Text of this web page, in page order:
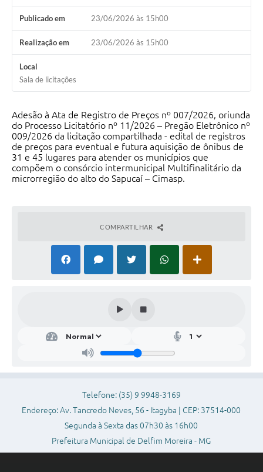
Contratos
Publicado em 23/06/2026 às 15h00
Realização em 23/06/2026 às 15h00
Local
Sala de licitações
Adesão à Ata de Registro de Preços nº 007/2026, oriunda
do Processo Licitatório nº 11/2026 – Pregão Eletrônico nº
009/2026 da licitação compartilhada - edital de registros
de preços para eventual e futura aquisição de ônibus de
31 e 45 lugares para atender os municípios que
compõem o consórcio intermunicipal Multifinalitário da
microrregião do alto do Sapucaí – Cimasp.
COMPARTILHAR
Telefone: (35) 9 9948-3169
Endereço: Av. Tancredo Neves, 56 - Itagyba | CEP: 37514-000
Segunda à Sexta das 07h30 às 16h00
Prefeitura Municipal de Delfim Moreira - MG